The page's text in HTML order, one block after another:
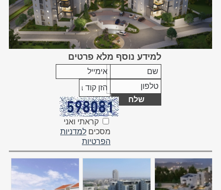
למידע נוסף מלא פרטים
קראתי ואני
מסכים למדניות
הפרטיות